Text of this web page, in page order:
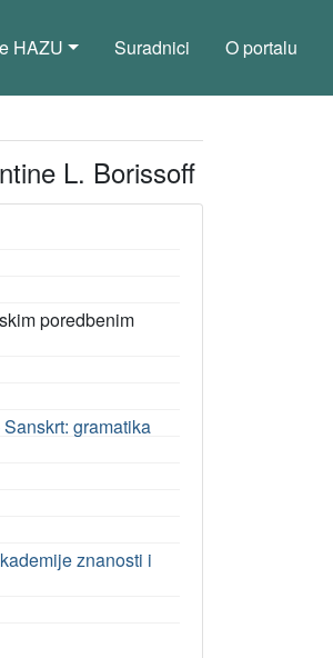
HAZU Suradnici O portalu
L. Borissoff
poredbenim
gramatika
znanosti i